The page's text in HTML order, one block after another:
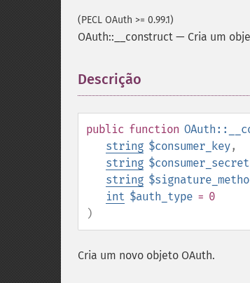
(PECL OAuth >= 0.99.1)
OAuth::__construct — Cria um
Descrição
public function
string $consumer_key,
string $consumer_secret
string
int $auth_type = 0
)
Cria um novo objeto OAuth.